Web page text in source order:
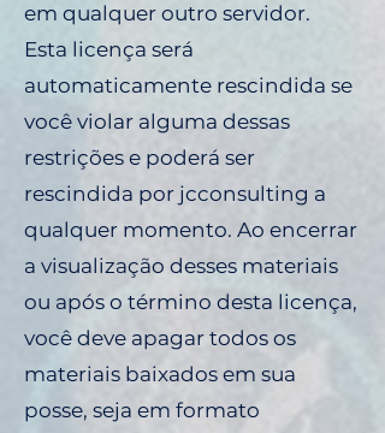
em qualquer outro servidor.
Esta licença será
automaticamente rescindida se
você violar alguma dessas
restrições e poderá ser
rescindida por jcconsulting a
qualquer momento. Ao encerrar
a visualização desses materiais
ou após o término desta licença,
você deve apagar todos os
materiais baixados em sua
posse, seja em formato